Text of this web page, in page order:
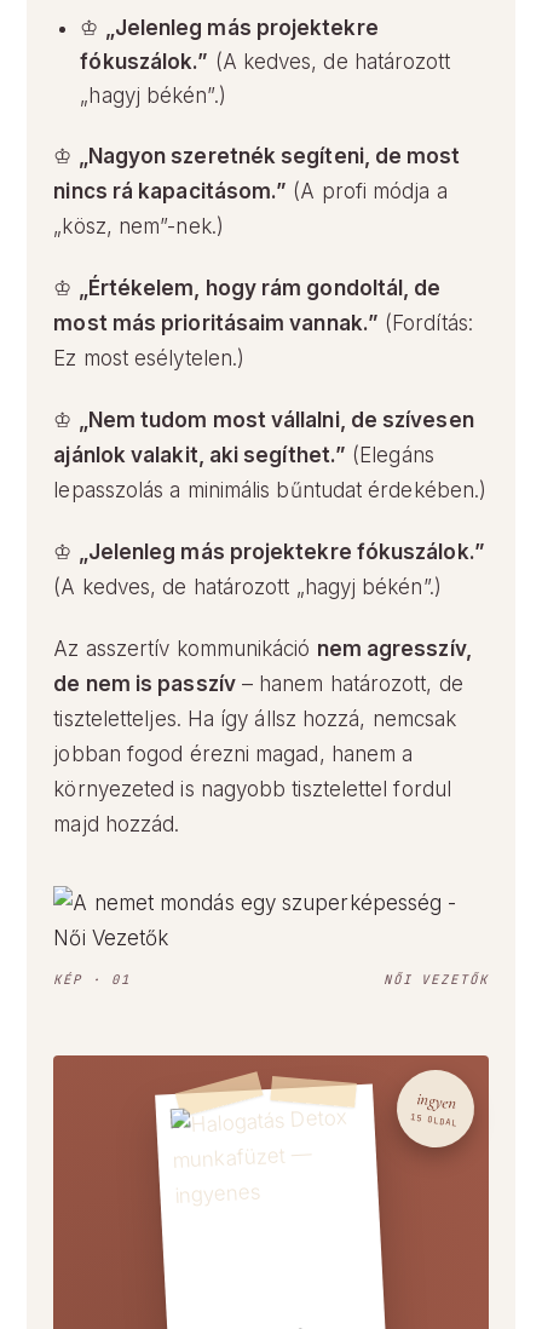
♔ „Jelenleg más projektekre
fókuszálok.” (A kedves, de határozott
„hagyj békén”.)
♔ „Nagyon szeretnék segíteni, de most
nincs rá kapacitásom.” (A profi módja a
„kösz, nem”-nek.)
♔ „Értékelem, hogy rám gondoltál, de
most más prioritásaim vannak.” (Fordítás:
Ez most esélytelen.)
♔ „Nem tudom most vállalni, de szívesen
ajánlok valakit, aki segíthet.” (Elegáns
lepasszolás a minimális bűntudat érdekében.)
♔ „Jelenleg más projektekre fókuszálok.”
(A kedves, de határozott „hagyj békén”.)
Az asszertív kommunikáció nem agresszív,
de nem is passzív– hanem határozott, de
tiszteletteljes. Ha így állsz hozzá, nemcsak
jobban fogod érezni magad, hanem a
környezeted is nagyobb tisztelettel fordul
majd hozzád.
KÉP · 01 NŐI VEZETŐK
ingyen
15 OLDAL